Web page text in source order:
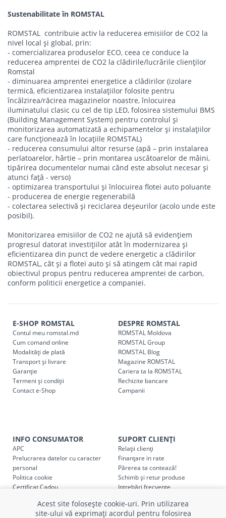
Sustenabilitate în ROMSTAL
ROMSTAL contribuie activ la reducerea emisiilor de CO2 la
nivel local şi global, prin:
- comercializarea produselor ECO, ceea ce conduce la
reducerea amprentei de CO2 la clădirile/lucrările clienților
Romstal
- diminuarea amprentei energetice a clădirilor (izolare
termică, eficientizarea instalațiilor folosite pentru
încălzirea/răcirea magazinelor noastre, înlocuirea
iluminatului clasic cu cel de tip LED, folosirea sistemului BMS
(Building Management System) pentru controlul şi
monitorizarea automatizată a echipamentelor şi instalațiilor
care funcționează în locațiile ROMSTAL)
- reducerea consumului altor resurse (apă – prin instalarea
perlatoarelor, hârtie – prin montarea uscătoarelor de mâini,
tipărirea documentelor numai când este absolut necesar şi
atunci față - verso)
- optimizarea transportului şi înlocuirea flotei auto poluante
- producerea de energie regenerabilă
- colectarea selectivă și reciclarea deşeurilor (acolo unde este
posibil).
Monitorizarea emisiilor de CO2 ne ajută să evidențiem
progresul datorat investițiilor atât în modernizarea şi
eficientizarea din punct de vedere energetic a clădirilor
ROMSTAL, cât şi a flotei auto şi să atingem cât mai rapid
obiectivul propus pentru reducerea amprentei de carbon,
conform politicii energetice a companiei.
E-SHOP ROMSTAL
Contul meu romstal.md
Cum comand online
Modalități de plată
Transport și livrare
Garanție
Termeni și condiții
Contact e-Shop
DESPRE ROMSTAL
ROMSTAL Moldova
ROMSTAL Group
ROMSTAL Blog
Magazine ROMSTAL
Cariera ta la ROMSTAL
Rechizite bancare
Campanii
INFO CONSUMATOR
APC
Prelucrarea datelor cu caracter
personal
Politica cookie
Certificat Cadou
SUPORT CLIENȚI
Relații clienți
Finanțare in rate
Părerea ta contează!
Schimb și retur produse
Intrebări frecvente
Service ECOSOFT
Contact
Acest site folosește cookie-uri. Prin utilizarea
site-ului vă exprimați acordul pentru folosirea